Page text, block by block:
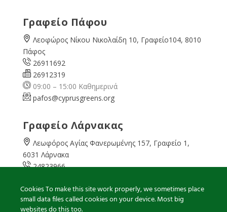
Γραφείο Πάφου
Λεοφώρος Νίκου Νικολαίδη 10, Γραφείο104, 8010
Πάφος
26911692
26912319
09:00 – 15:00 Καθημερινά
pafos@cyprusgreens.org
Γραφείο Λάρνακας
Λεωφόρος Αγίας Φανερωμένης 157, Γραφείο 1,
6031 Λάρνακα
24823966
08:00 – 16:00 Καθημερινά
larnaka@cyprusgreens.org
Cookies To make this site work properly, we sometimes place
small data files called cookies on your device. Most big